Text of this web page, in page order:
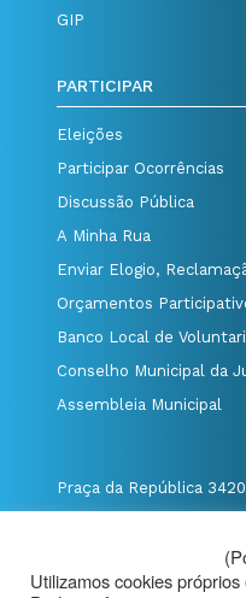
GIP
PARTICIPAR
Eleições
Participar Ocorrências
Discussão Pública
A Minha Rua
Enviar Elogio,
Orçamentos
Banco Local de
Conselho Municipal da
Assembleia Municipal
Praça da República
E.
Utilizamos cookies